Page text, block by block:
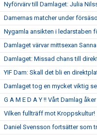
Nyförvärv till Damlaget: Julia
Damernas matcher under
Nygamla ansikten i ledarstaben
Damlaget värvar mittsexan
Damlaget: Missad chans till
YIF Dam: Skall det bli en
Damlaget tog en mycket viktig
G A M E D A Y !! Vårt Damlag
Vilken fullträff mot Kroppskultur!
Daniel Svensson fortsätter som